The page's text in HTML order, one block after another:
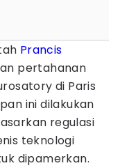
Prancis
pertahanan
di Paris
ini dilakukan
regulasi
teknologi
dipamerkan.